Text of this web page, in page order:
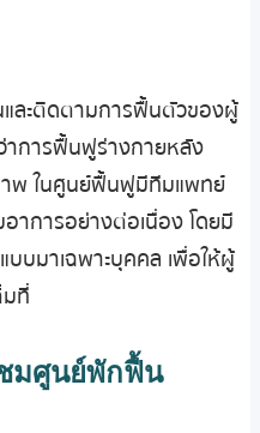
และติดตามการฟื้นตัวของผู้
าการฟื้นฟูร่างกายหลัง
าพ ในศูนย์ฟื้นฟูมีทีมแพทย์
าการอย่างต่อเนื่อง โดยมี
บมาเฉพาะบุคคล เพื่อให้ผู้
ที่
มศูนย์พักฟื้น